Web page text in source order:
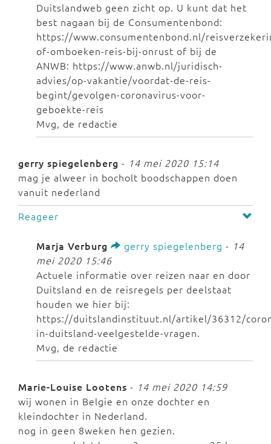
Duitslandweb geen zicht op. U kunt dat het
best nagaan bij de Consumentenbond:
https://www.consumentenbond.nl/
of-omboeken-reis-bij-onrust of bij de
ANWB: https://www.anwb.nl/juridisch-
advies/op-vakantie/voordat-de-reis-
begint/gevolgen-coronavirus-voor-
geboekte-reis
Mvg, de redactie
gerry spiegelenberg - 14 mei 2020 15:14
mag je alweer in bocholt boodschappen doen
vanuit nederland
Reageer
Marja Verburg gerry spiegelenberg - 14
mei 2020 15:46
Actuele informatie over reizen naar en door
Duitsland en de reisregels per deelstaat
houden we hier bij:
https://duitslandinstituut.nl/artikel/36312/
in-duitsland-veelgestelde-vragen.
Mvg, de redactie
Marie-Louise Lootens - 14 mei 2020 14:59
wij wonen in Belgie en onze dochter en
kleindochter in Nederland.
nog in geen 8weken hen gezien.